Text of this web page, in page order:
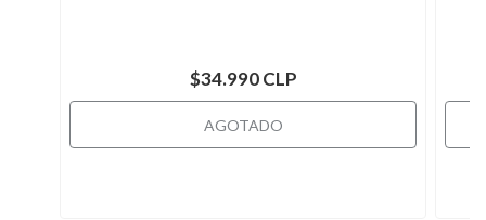
$34.990 CLP
AGOTADO